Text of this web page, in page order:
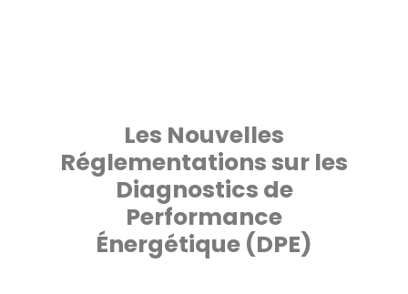
Les Nouvelles
Réglementations sur les
Diagnostics de
Performance
Énergétique (DPE)